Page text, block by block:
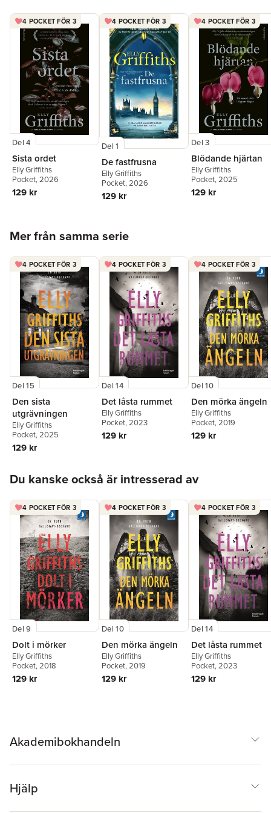
4 POCKET FÖR 3
Del 4
Sista ordet
Elly Griffiths
Pocket, 2026
129 kr
4 POCKET FÖR 3
Del 1
De fastfrusna
Elly Griffiths
Pocket, 2026
129 kr
4 POCKET FÖR 3
Del 3
Blödande hjärtan
Elly Griffiths
Pocket, 2025
129 kr
Mer från samma serie
4 POCKET FÖR 3
Del 15
Den sista
utgrävningen
Elly Griffiths
Pocket, 2025
129 kr
4 POCKET FÖR 3
Del 14
Det låsta rummet
Elly Griffiths
Pocket, 2023
129 kr
4 POCKET FÖR 3
Del 10
Den mörka ängeln
Elly Griffiths
Pocket, 2019
129 kr
Du kanske också är intresserad av
4 POCKET FÖR 3
Del 9
Dolt i mörker
Elly Griffiths
Pocket, 2018
129 kr
4 POCKET FÖR 3
Del 10
Den mörka ängeln
Elly Griffiths
Pocket, 2019
129 kr
4 POCKET FÖR 3
Del 14
Det låsta rummet
Elly Griffiths
Pocket, 2023
129 kr
Akademibokhandeln
Hjälp